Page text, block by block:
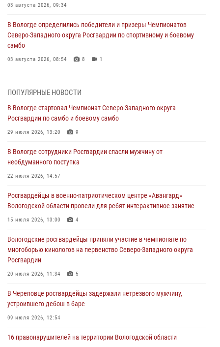
03 августа 2026, 09:34
В Вологде определились победители и призеры Чемпионатов
Северо-Западного округа Росгвардии по спортивному и боевому
самбо
03 августа 2026, 08:54 8 1
ОХРАНЫ РОСГВАРДИИ В ВОЛОГОДСКОЙ ОБЛАСТИ ЗАДЕРЖАНО 23
02 августа 2026, 10:37
Росгвардейцы в г. Соколе задержали несовершеннолетнего
31 июля 2026, 06:43
В Вологде стартовал Чемпионат Северо-Западного округа
29 июля 2026, 13:20
В Вологде росгвардейцы задержали мужчину, подозреваемого в
29 июля 2026, 09:08
ПОПУЛЯРНЫЕ НОВОСТИ
В Вологде стартовал Чемпионат Северо-Западного округа
Росгвардии по самбо и боевому самбо
29 июля 2026, 13:20 9
В Вологде сотрудники Росгвардии спасли мужчину от
необдуманного поступка
22 июля 2026, 14:57
Росгвардейцы в военно-патриотическом центре «Авангард»
Вологодской области провели для ребят интерактивное занятие
15 июля 2026, 13:00 4
Вологодские росгвардейцы приняли участие в чемпионате по
многоборью кинологов на первенство Северо-Западного округа
Росгвардии
20 июля 2026, 11:34 5
В Череповце росгвардейцы задержали нетрезвого мужчину,
устроившего дебош в баре
09 июля 2026, 12:54
16 правонарушителей на территории Вологодской области